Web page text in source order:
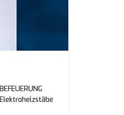
BEFEUERUNG
Elektroheizstäbe